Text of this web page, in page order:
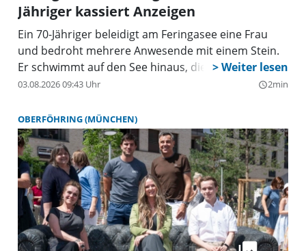
Jähriger kassiert Anzeigen
Ein 70-Jähriger beleidigt am Feringasee eine Frau
und bedroht mehrere Anwesende mit einem Stein.
Er schwimmt auf den See hinaus, die Polizei verfolgt
ihn mit einem Boot.
03.08.2026 09:43 Uhr query_builder2min
OBERFÖHRING (MÜNCHEN)